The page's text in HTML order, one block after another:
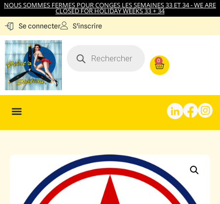
NOUS SOMMES FERMES POUR CONGES LES SEMAINES 33 ET 34 - WE ARE
CLOSED FOR HOLIDAY WEEKS 33 + 34
Se connecter S'inscrire
0